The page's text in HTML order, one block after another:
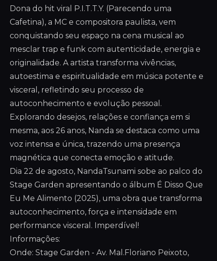
Dona do hit viral P.I.T.T.Y. (Parecendo uma
Cafetina), a MC e compositora paulista, vem
conquistando seu espaço na cena musical ao
mesclar trap e funk com autenticidade, energia e
originalidade. A artista transforma vivências,
autoestima e espiritualidade em música potente e
visceral, refletindo seu processo de
autoconhecimento e evolução pessoal.
Explorando desejos, relações e confiança em si
mesma, aos 26 anos, Nanda se destaca como uma
voz intensa e única, trazendo uma presença
magnética que conecta emoção e atitude.
Dia 22 de agosto, NandaTsunami sobe ao palco do
Stage Garden apresentando o álbum É Disso Que
Eu Me Alimento (2025), uma obra que transforma
autoconhecimento, força e intensidade em
performance visceral. Imperdível!
Informações:
Onde: Stage Garden - Av. Mal.Floriano Peixoto,